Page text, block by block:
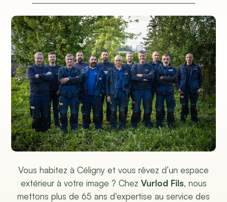
Vous habitez à Céligny et vous rêvez d’un espace
extérieur à votre image ? Chez Vurlod Fils, nous
mettons plus de 65 ans d’expertise au service des